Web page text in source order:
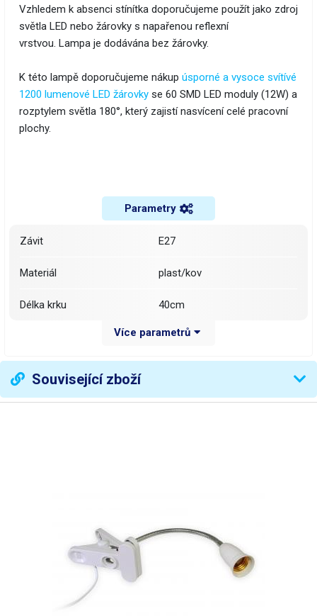
Vzhledem k absenci stínítka doporučujeme použít jako zdroj
světla LED nebo žárovky s napařenou reflexní
vrstvou. Lampa je dodávána bez žárovky.
K této lampě doporučujeme nákup úsporné a vysoce svítívé
1200 lumenové LED žárovky se 60 SMD LED moduly (12W) a
rozptylem světla 180°, který zajistí nasvícení celé pracovní
plochy.
Parametry
Závit E27
Materiál plast/kov
Délka krku 40cm
pro LED žárovky do 20 W,
Váha balení [kg]: 0.32 kg
Více parametrů
Související zboží